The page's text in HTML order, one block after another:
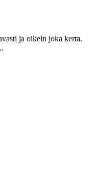
ja oikein joka kerta.